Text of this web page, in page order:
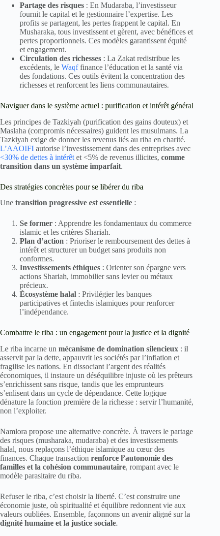
Partage des risques : En Mudaraba, l’investisseur
fournit le capital et le gestionnaire l’expertise. Les
profits se partagent, les pertes frappent le capital. En
Musharaka, tous investissent et gèrent, avec bénéfices et
pertes proportionnels. Ces modèles garantissent équité
et engagement.
Circulation des richesses : La Zakat redistribue les
excédents, le Waqffinance l’éducation et la santé via
des fondations. Ces outils évitent la concentration des
richesses et renforcent les liens communautaires.
Naviguer dans le système actuel : purification et intérêt général
Les principes de Tazkiyah (purification des gains douteux) et
Maslaha (compromis nécessaires) guident les musulmans. La
Tazkiyah exige de donner les revenus liés au riba en charité.
L’AAOIFI autorise l’investissement dans des entreprises avec
<30% de dettes à intérêt et <5% de revenus illicites, comme
transition dans un système imparfait.
Des stratégies concrètes pour se libérer du riba
Une transition progressive est essentielle :
Se former : Apprendre les fondamentaux du commerce
islamic et les critères Shariah.
Plan d’action : Prioriser le remboursement des dettes à
intérêt et structurer un budget sans produits non
conformes.
Investissements éthiques : Orienter son épargne vers
actions Shariah, immobilier sans levier ou métaux
précieux.
Écosystème halal : Privilégier les banques
participatives et fintechs islamiques pour renforcer
l’indépendance.
Combattre le riba : un engagement pour la justice et la dignité
Le riba incarne un mécanisme de domination silencieux : il
asservit par la dette, appauvrit les sociétés par l’inflation et
fragilise les nations. En dissociant l’argent des réalités
économiques, il instaure un déséquilibre injuste où les prêteurs
s’enrichissent sans risque, tandis que les emprunteurs
s’enlisent dans un cycle de dépendance. Cette logique
dénature la fonction première de la richesse : servir l’humanité,
non l’exploiter.
Namlora propose une alternative concrète. À travers le partage
des risques (musharaka, mudaraba) et des investissements
halal, nous replaçons l’éthique islamique au cœur des
finances. Chaque transaction renforce l’autonomie des
familles et la cohésion communautaire, rompant avec le
modèle parasitaire du riba.
Refuser le riba, c’est choisir la liberté. C’est construire une
économie juste, où spiritualité et équilibre redonnent vie aux
valeurs oubliées. Ensemble, façonnons un avenir aligné sur la
dignité humaine et la justice sociale.